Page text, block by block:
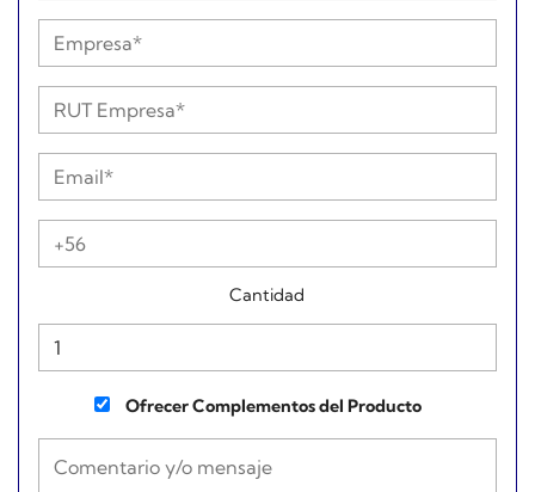
Cantidad
Ofrecer Complementos del Producto